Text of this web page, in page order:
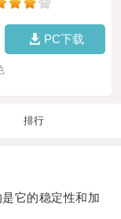
PC下载
排行
它的稳定性和加